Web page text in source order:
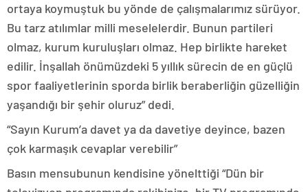
ortaya koymuştuk bu yönde de çalışmalarımız sürüyor.
Bu tarz atılımlar milli meselelerdir. Bunun partileri
olmaz, kurum kuruluşları olmaz. Hep birlikte hareket
edilir. İnşallah önümüzdeki 5 yıllık sürecin de en güçlü
spor faaliyetlerinin sporda birlik beraberliğin güzelliğin
yaşandığı bir şehir oluruz” dedi.
“Sayın Kurum’a davet ya da davetiye deyince, bazen
çok karmaşık cevaplar verebilir”
Basın mensubunun kendisine yönelttiği “Dün bir